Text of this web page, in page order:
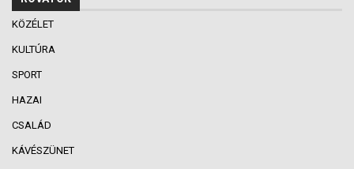
KÖZÉLET
KULTÚRA
SPORT
HAZAI
CSALÁD
KÁVÉSZÜNET